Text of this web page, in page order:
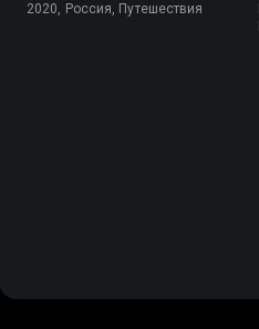
2020, Россия, Путешествия